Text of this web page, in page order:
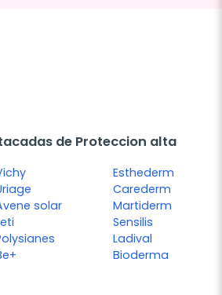
de Proteccion alta
solar
Esthederm
Carederm
Martiderm
Sensilis
Ladival
Bioderma